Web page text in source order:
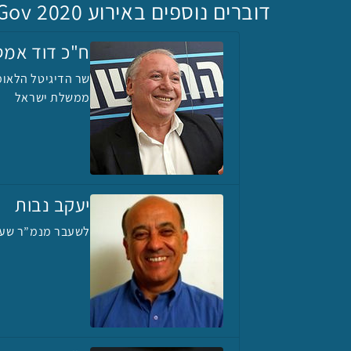
דוברים נוספים באירוע e-Gov 2020
ח"כ דוד
שר הדיגיטל
ממשלת ישראל
יעקב נבות
לשעבר מנמ”ר